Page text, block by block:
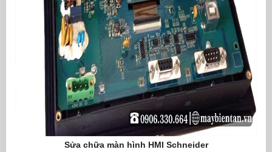
Sửa chữa màn hình HMI Schneider